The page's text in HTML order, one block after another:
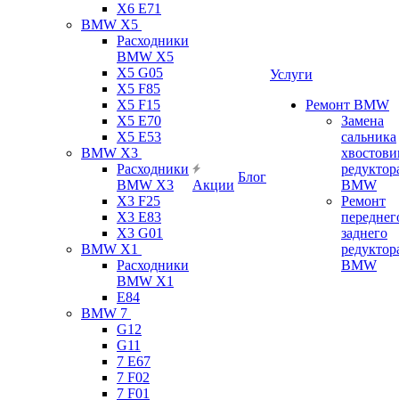
X6 E71
BMW X5
Расходники
BMW X5
X5 G05
X5 F85
X5 F15
X5 E70
X5 E53
BMW X3
Расходники
BMW X3
X3 F25
X3 E83
X3 G01
BMW X1
Расходники
BMW X1
E84
BMW 7
G12
G11
7 Е67
7 F02
7 F01
Акции
Блог
Услуги
Ремонт BMW
Замена
сальника
BMW
Ремонт
заднего
BMW